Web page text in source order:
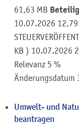
61,63 MB
10.07.2026
KB ) 10.07.2026
Relevanz 5 %
Änderungsdatum
Umwelt- und
beantragen